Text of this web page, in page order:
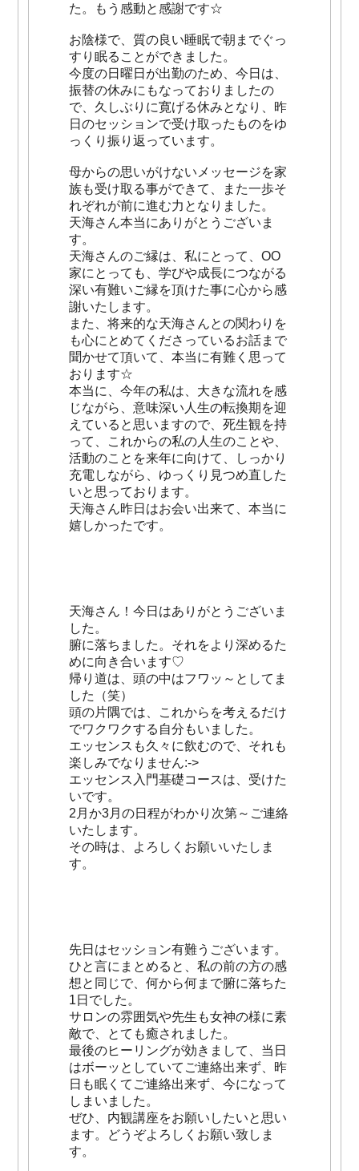
た。もう感動と感謝です☆
お陰様で、質の良い睡眠で朝までぐっ
すり眠ることができました。
今度の日曜日が出勤のため、今日は、
振替の休みにもなっておりましたの
で、久しぶりに寛げる休みとなり、昨
日のセッションで受け取ったものをゆ
っくり振り返っています。
母からの思いがけないメッセージを家
族も受け取る事ができて、また一歩そ
れぞれが前に進む力となりました。
天海さん本当にありがとうございま
す。
天海さんのご縁は、私にとって、OO
家にとっても、学びや成長につながる
深い有難いご縁を頂けた事に心から感
謝いたします。
また、将来的な天海さんとの関わりを
も心にとめてくださっているお話まで
聞かせて頂いて、本当に有難く思って
おります☆
本当に、今年の私は、大きな流れを感
じながら、意味深い人生の転換期を迎
えていると思いますので、死生観を持
って、これからの私の人生のことや、
活動のことを来年に向けて、しっかり
充電しながら、ゆっくり見つめ直した
いと思っております。
天海さん昨日はお会い出来て、本当に
嬉しかったです。
天海さん！今日はありがとうございま
した。
腑に落ちました。それをより深めるた
めに向き合います♡
帰り道は、頭の中はフワッ～としてま
した（笑）
頭の片隅では、これからを考えるだけ
でワクワクする自分もいました。
エッセンスも久々に飲むので、それも
楽しみでなりません:->
エッセンス入門基礎コースは、受けた
いです。
2月か3月の日程がわかり次第～ご連絡
いたします。
その時は、よろしくお願いいたしま
す。
先日はセッション有難うございます。
ひと言にまとめると、私の前の方の感
想と同じで、何から何まで腑に落ちた
1日でした。
サロンの雰囲気や先生も女神の様に素
敵で、とても癒されました。
最後のヒーリングが効きまして、当日
はボーッとしていてご連絡出来ず、昨
日も眠くてご連絡出来ず、今になって
しまいました。
ぜひ、内観講座をお願いしたいと思い
ます。どうぞよろしくお願い致しま
す。